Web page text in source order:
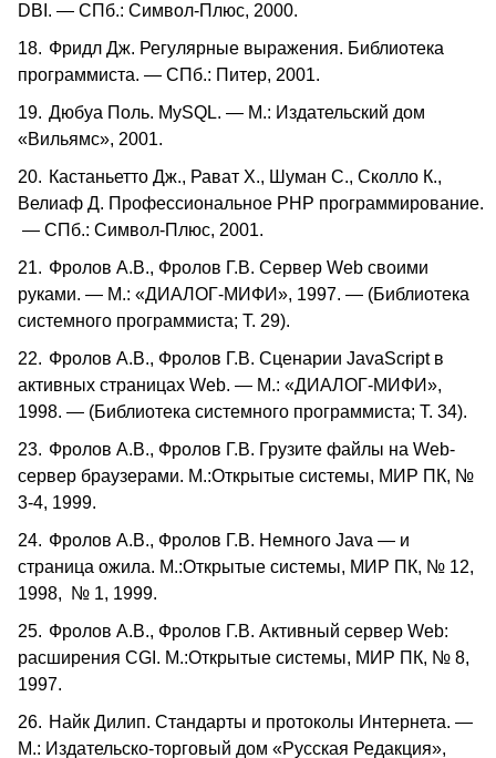
DBI . — СПб.: Символ-Плюс, 2000.
18. Фридл Дж. Регулярные выражения. Библиотека
программиста. — СПб.: Питер, 2001.
19. Дюбуа Поль. MySQL. — М.: Издательский дом
«Вильямс», 2001.
20. Кастаньетто Дж., Рават Х., Шуман С., Сколло К.,
Велиаф Д. Профессиональное PHP программирование.
— СПб.: Символ-Плюс, 2001.
21. Фролов А.В., Фролов Г.В. Сервер Web своими
руками. — М.: «ДИАЛОГ-МИФИ», 1997. — (Библиотека
системного программиста; Т. 29).
22. Фролов А.В., Фролов Г.В. Сценарии JavaScriptв
активных страницах Web. — М.: «ДИАЛОГ-МИФИ»,
1998. — (Библиотека системного программиста; Т. 34).
23. Фролов А.В., Фролов Г.В. Грузите файлы на Web-
сервер браузерами. М.:Открытые системы, МИР ПК, №
3-4, 1999.
24. Фролов А.В., Фролов Г.В. Немного Java — и
страница ожила. М.:Открытые системы, МИР ПК, № 12,
1998, № 1, 1999.
25. Фролов А.В., Фролов Г.В. Активный сервер Web:
расширения CGI . М.:Открытые системы, МИР ПК, № 8,
1997.
26. Найк Дилип. Стандарты и протоколы Интернета. —
М.: Издательско-торговый дом «Русская Редакция»,